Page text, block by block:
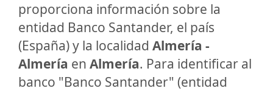
proporciona información sobre la
entidad Banco Santander, el país
(España) y la localidad Almería -
Almería en Almería. Para identificar al
banco "Banco Santander" (entidad